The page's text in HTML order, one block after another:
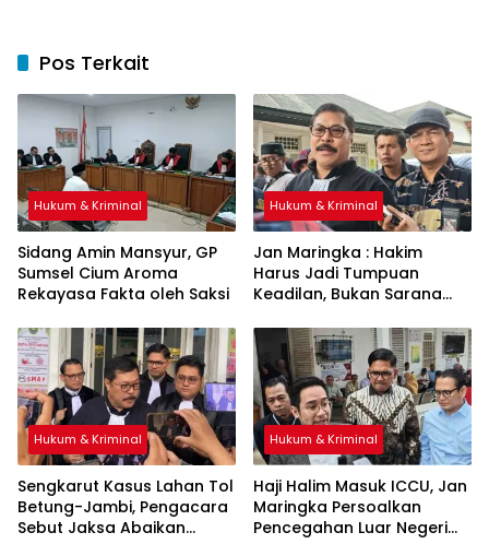
Pos Terkait
Hukum & Kriminal
Sidang Amin Mansyur, GP
Sumsel Cium Aroma
Rekayasa Fakta oleh Saksi
Hukum & Kriminal
Jan Maringka : Hakim
Harus Jadi Tumpuan
Keadilan, Bukan Sarana
Hukum & Kriminal
Sengkarut Kasus Lahan Tol
Betung-Jambi, Pengacara
Sebut Jaksa Abaikan
Hukum & Kriminal
Haji Halim Masuk ICCU, Jan
Maringka Persoalkan
Pencegahan Luar Negeri